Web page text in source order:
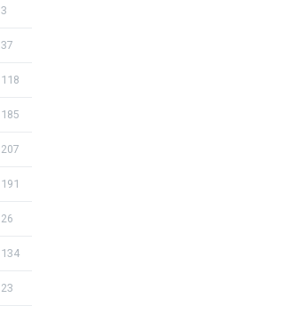
3
37
118
185
207
191
26
134
23